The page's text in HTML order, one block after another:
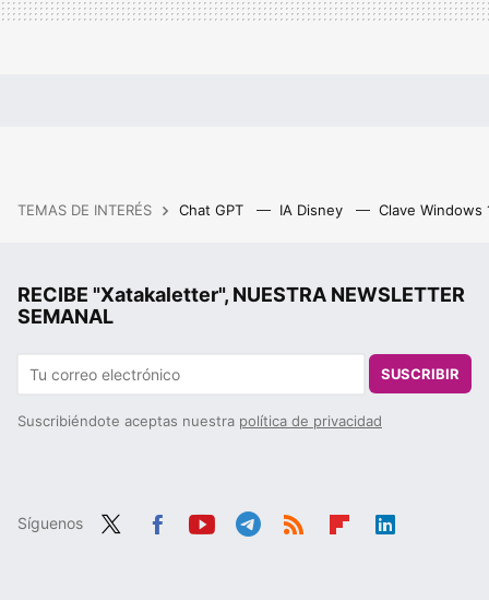
TEMAS DE INTERÉS Chat GPT IA Disney Clave Windows
RECIBE "Xatakaletter", NUESTRA NEWSLETTER
SEMANAL
SUSCRIBIR
Suscribiéndote aceptas nuestra política de privacidad
Síguenos